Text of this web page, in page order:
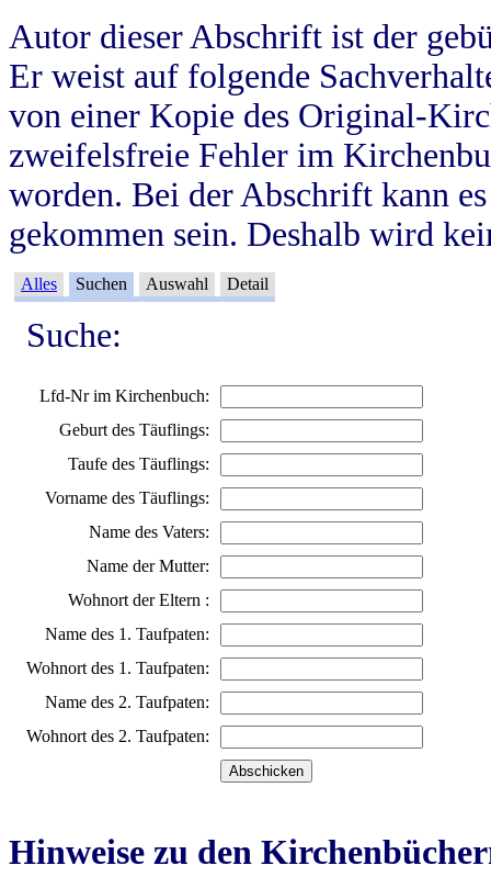
Autor dieser Abschrift ist der
Er weist auf folgende
von einer Kopie des Original-
zweifelsfreie Fehler im
worden. Bei der Abschrift kann
gekommen sein. Deshalb wird
Alles Suchen Auswahl Detail
Suche:
Lfd-Nr im Kirchenbuch:
Geburt des Täuflings:
Taufe des Täuflings:
Vorname des Täuflings:
Name des Vaters:
Name der Mutter:
Wohnort der Eltern :
Name des 1. Taufpaten:
Wohnort des 1. Taufpaten:
Name des 2. Taufpaten:
Wohnort des 2. Taufpaten:
Hinweise zu den